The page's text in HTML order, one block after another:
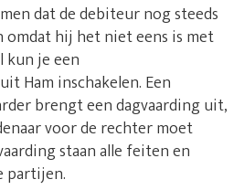
dat de debiteur nog steeds
omdat hij het niet eens is met
kun je een
Ham inschakelen. Een
brengt een dagvaarding uit,
voor de rechter moet
staan alle feiten en
partijen.